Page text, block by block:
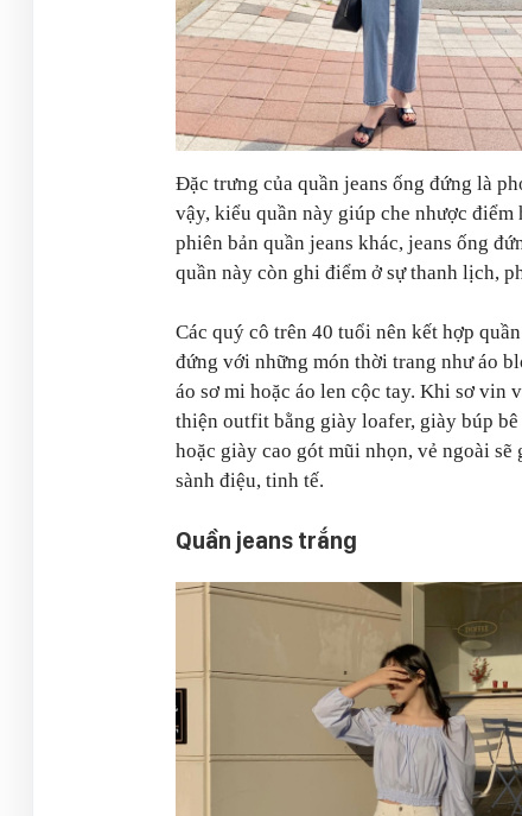
Đặc trưng của quần jeans ống đứng là
vậy, kiểu quần này giúp che nhược
phiên bản quần jeans khác, jeans ống
quần này còn ghi điểm ở sự thanh lịch,
Các quý cô trên 40 tuổi nên kết hợp
đứng với những món thời trang như áo
áo sơ mi hoặc áo len cộc tay. Khi sơ vin
thiện outfit bằng giày loafer, giày búp bê
hoặc giày cao gót mũi nhọn, vẻ ngoài sẽ
sành điệu, tinh tế.
Quần jeans trắng